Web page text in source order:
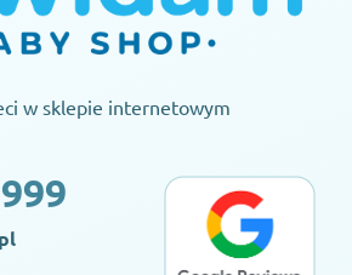
w sklepie internetowym